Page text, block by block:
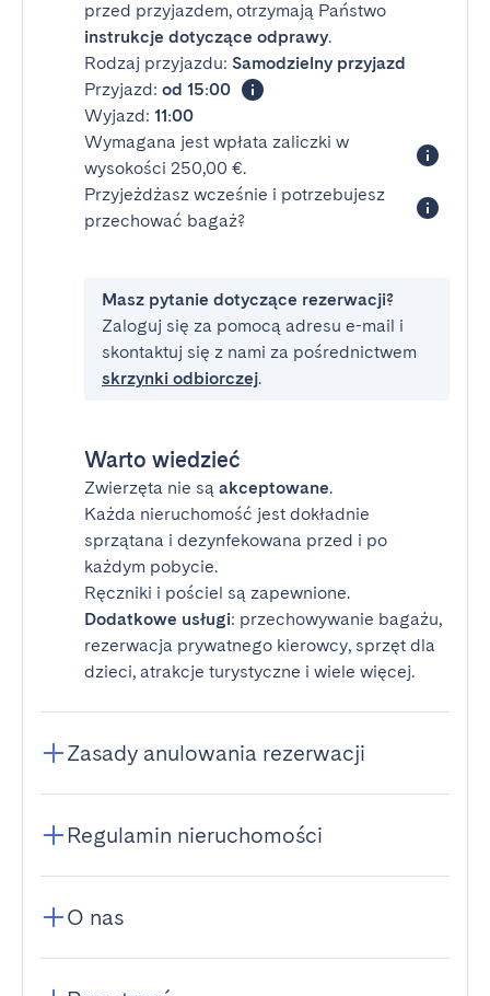
przed przyjazdem, otrzymają Państwo
instrukcje dotyczące odprawy.
Rodzaj przyjazdu: Samodzielny przyjazd
Przyjazd: od 15:00
Wyjazd: 11:00
Wymagana jest wpłata zaliczki w
wysokości 250,00 €.
Przyjeżdżasz wcześnie i potrzebujesz
przechować bagaż?
Masz pytanie dotyczące rezerwacji?
Zaloguj się za pomocą adresu e-mail i
skontaktuj się z nami za pośrednictwem
skrzynki odbiorczej.
Warto wiedzieć
Zwierzęta nie są akceptowane.
Każda nieruchomość jest dokładnie
sprzątana i dezynfekowana przed i po
każdym pobycie.
Ręczniki i pościel są zapewnione.
Dodatkowe usługi: przechowywanie bagażu,
rezerwacja prywatnego kierowcy, sprzęt dla
dzieci, atrakcje turystyczne i wiele więcej.
Zasady anulowania rezerwacji
Regulamin nieruchomości
O nas